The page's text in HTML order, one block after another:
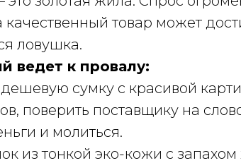
товар может
ловушка.
ведет к провалу:
сумку с красивой
поверить поставщику на
и молиться.
из тонкой эко-кожи с запахом